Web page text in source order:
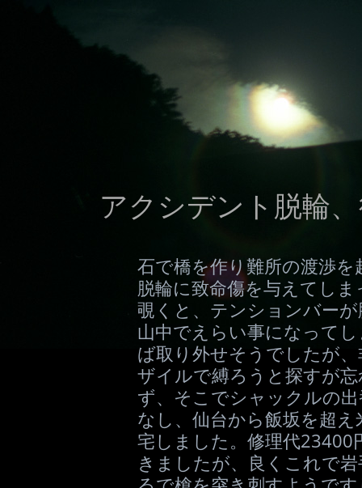
アクシデント脱輪
石で橋を作り難所の渡渉
脱輪に致命傷を与えてし
覗くと、テンションバー
山中でえらい事になって
ば取り外せそうでしたが
ザイルで縛ろうと探すが
ず、そこでシャックルの
なし、仙台から飯坂を超
宅しました。修理代
きましたが、良くこれで